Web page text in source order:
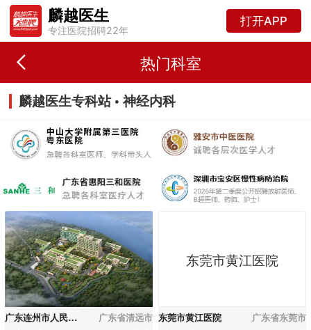
麟越医生
专注医院招聘22年
打开APP
热门科室
麟越医生专科站 • 神经内科
广东连州市人民医院 广东省清远市
东莞市黄江医院
东莞市黄江医院 广东省东莞市